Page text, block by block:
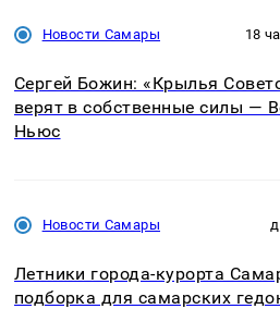
Новости Самары 18
Сергей Божин: «Крылья
верят в собственные силы —
Ньюс
Новости Самары
Летники города-курорта
подборка для самарских